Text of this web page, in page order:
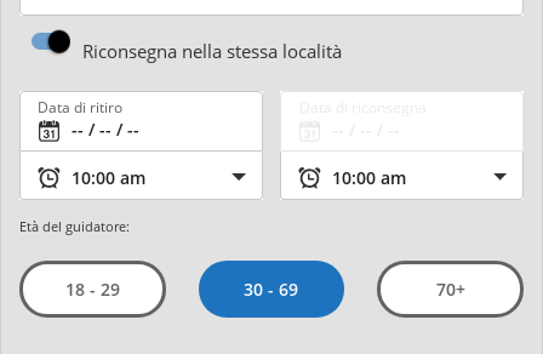
Riconsegna nella stessa località
Data di ritiro
Età del guidatore:
18 - 29 30 - 69 70+